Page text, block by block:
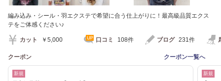
編み込み・シール・羽エクステで希望に合う仕上がりに！最高級品質エクス
テをご体感ください♪
カット ￥5,000 口コミ 108件 ブログ 231件
クーポン クーポン一覧へ
新規 新規